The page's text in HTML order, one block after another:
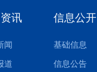
讯
闻
道
信息公开
基础信息
信息公告